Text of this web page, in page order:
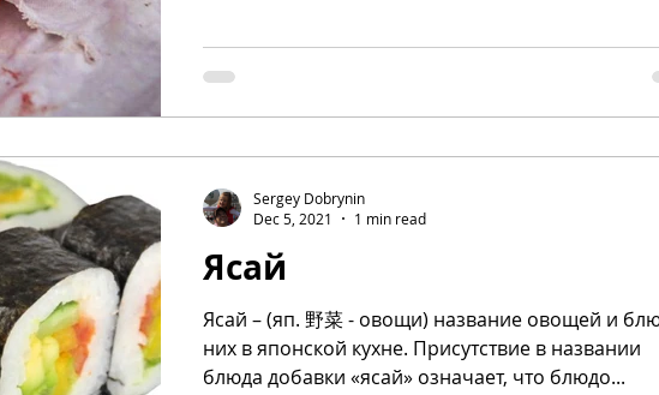
Ясай
Ясай – (яп. 野菜 - овощи) название овощей и
них в японской кухне. Присутствие в названии
блюда добавки «ясай» означает, что блюдо...
Sergey Dobrynin
Dec 5, 2021
1 min read